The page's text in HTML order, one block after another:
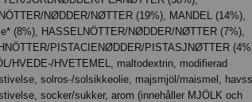
NØDDER/NØTTER (19%), MANDEL (14%),
(8%), HASSELNÖTTER/NØDDER/NØTTER (7%),
PISTACIENØDDER/PISTASJNØTTER
HVEDE-/HVETEMEL, maltodextrin, modifierad
solros-/solsikkeolie, majsmjöl/maismel,
socker/sukker, arom (innehåller MJÖLK och